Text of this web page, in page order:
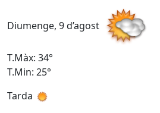
Diumenge, 9 d’agost
T.Màx: 34°
T.Min: 25°
Tarda